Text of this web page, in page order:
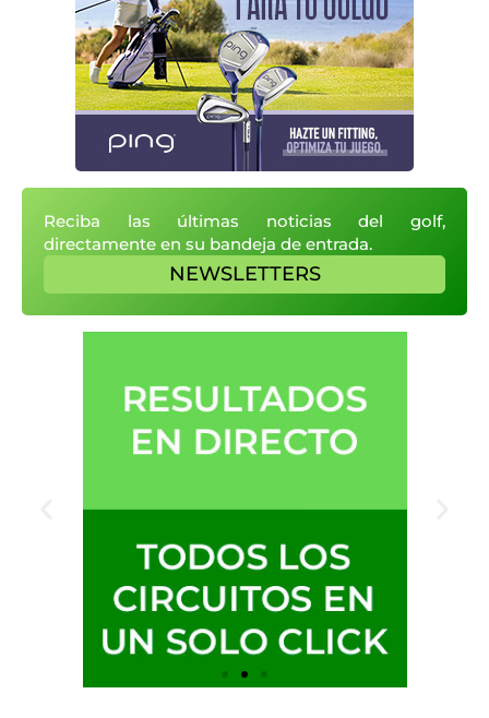
Reciba las últimas noticias del golf,
directamente en su bandeja de entrada.
NEWSLETTERS